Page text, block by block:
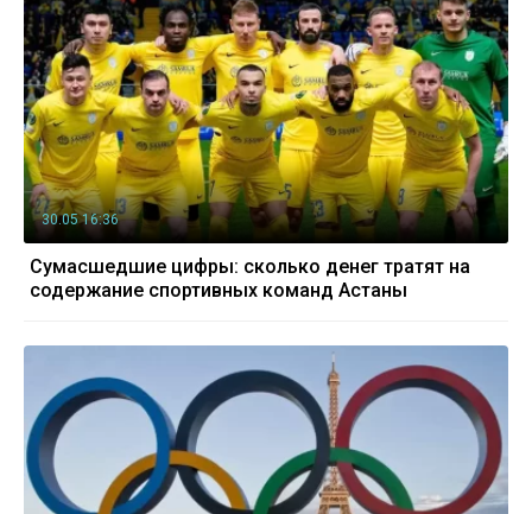
30.05 16:36
Сумасшедшие цифры: сколько денег тратят на
содержание спортивных команд Астаны